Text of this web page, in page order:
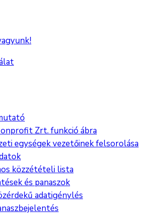
Zrt. funkció ábra
egységek vezetőinek felsorolása
közzétételi lista
és panaszok
adatigénylés